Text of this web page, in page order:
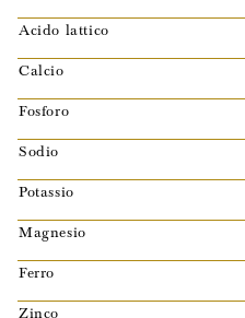
Acido lattico
Calcio
Fosforo
Sodio
Potassio
Magnesio
Ferro
Zinco